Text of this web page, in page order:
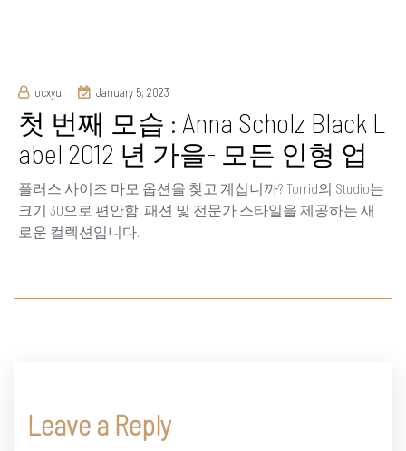
ocxyu January 5, 2023
첫 번째 모습 : Anna Scholz Black L
abel 2012 년 가을- 모든 인형 업
플러스 사이즈 마모 옵션을 찾고 계십니까? Torrid의 Studio는
크기 30으로 편안함, 패션 및 전문가 스타일을 제공하는 새
로운 컬렉션입니다.
Leave a Reply